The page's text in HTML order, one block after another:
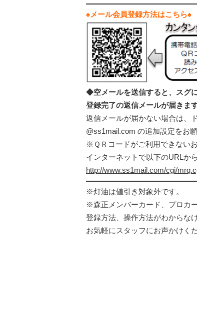
♠メール会員登録方法はこちら♠
◆空メールを送信すると、スグ
登録完了の返信メールが届きます
返信メールが届かない場合は、
@ss1mail.com の追加設定をお願
※ＱＲコードがご利用できない
インターネットで以下のURLか
http://www.ss1mail.com/cgi/
※灯油は値引き対象外です。
※森正メンバーカード、プロカ
登録方法、操作方法がわからな
お気軽にスタッフにお声かけく